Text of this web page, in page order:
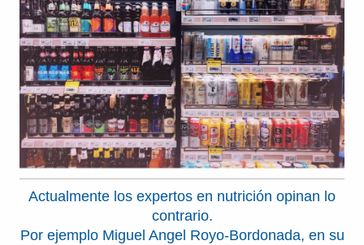
Actualmente los expertos en nutrición opinan lo
contrario.
Por ejemplo Miguel Angel Royo-Bordonada, en su